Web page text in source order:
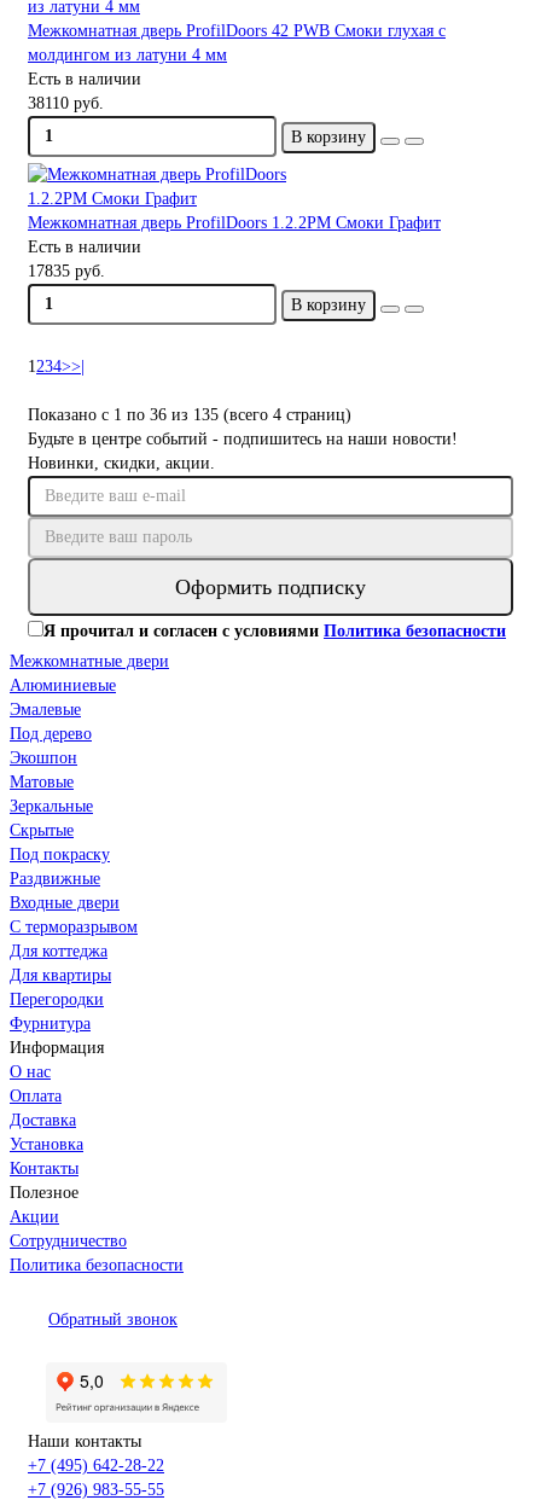
Межкомнатная дверь ProfilDoors 42 PWB Смоки глухая с
молдингом из латуни 4 мм
Есть в наличии
38110 руб.
В корзину
Межкомнатная дверь ProfilDoors 1.2.2PM Смоки Графит
Есть в наличии
17835 руб.
В корзину
1234>>|
Показано с 1 по 36 из 135 (всего 4 страниц)
Будьте в центре событий - подпишитесь на наши новости!
Новинки, скидки, акции.
Оформить подписку
Я прочитал и согласен с условиями Политика безопасности
Межкомнатные двери
Алюминиевые
Эмалевые
Под дерево
Экошпон
Матовые
Зеркальные
Скрытые
Под покраску
Раздвижные
Входные двери
С терморазрывом
Для коттеджа
Для квартиры
Перегородки
Фурнитура
Информация
О нас
Оплата
Доставка
Установка
Контакты
Полезное
Акции
Сотрудничество
Политика безопасности
Обратный звонок
Наши контакты
+7 (495) 642-28-22
+7 (926) 983-55-55